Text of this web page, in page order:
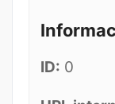
ID: 0